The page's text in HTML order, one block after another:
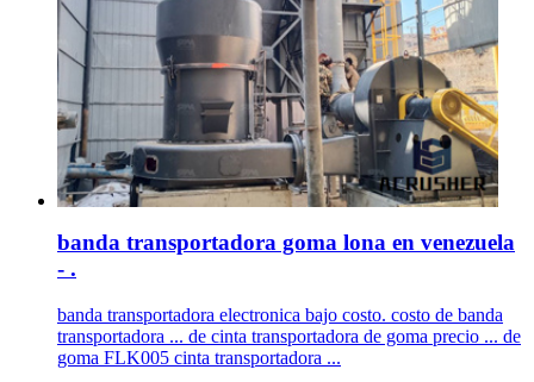
banda transportadora goma lona en venezuela
- .
banda transportadora electronica bajo costo. costo de banda
transportadora ... de cinta transportadora de goma precio ... de
goma FLK005 cinta transportadora ...